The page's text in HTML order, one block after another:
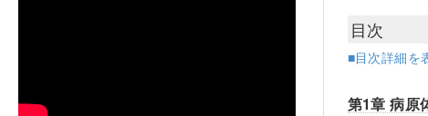
目次
■目次詳細を
第1章 病原